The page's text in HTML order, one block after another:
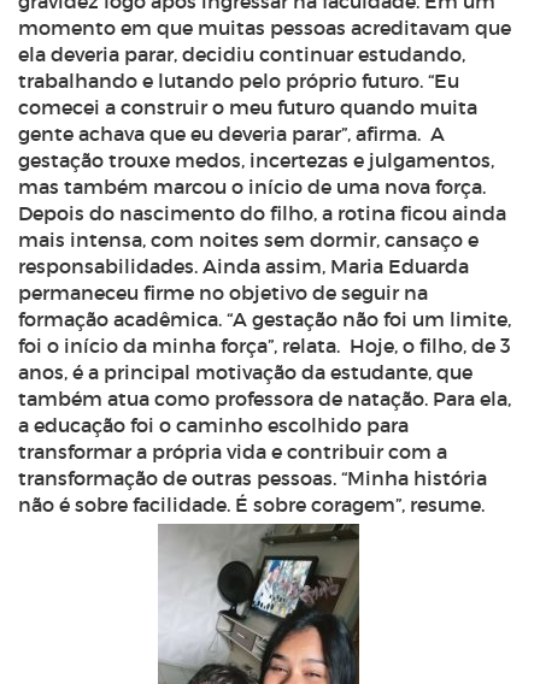
momento em que muitas pessoas acreditavam que
ela deveria parar, decidiu continuar estudando,
trabalhando e lutando pelo próprio futuro. “Eu
comecei a construir o meu futuro quando muita
gente achava que eu deveria parar”, afirma. A
gestação trouxe medos, incertezas e julgamentos,
mas também marcou o início de uma nova força.
Depois do nascimento do filho, a rotina ficou ainda
mais intensa, com noites sem dormir, cansaço e
responsabilidades. Ainda assim, Maria Eduarda
permaneceu firme no objetivo de seguir na
formação acadêmica. “A gestação não foi um limite,
foi o início da minha força”, relata. Hoje, o filho, de 3
anos, é a principal motivação da estudante, que
também atua como professora de natação. Para ela,
a educação foi o caminho escolhido para
transformar a própria vida e contribuir com a
transformação de outras pessoas. “Minha história
não é sobre facilidade. É sobre coragem”, resume.